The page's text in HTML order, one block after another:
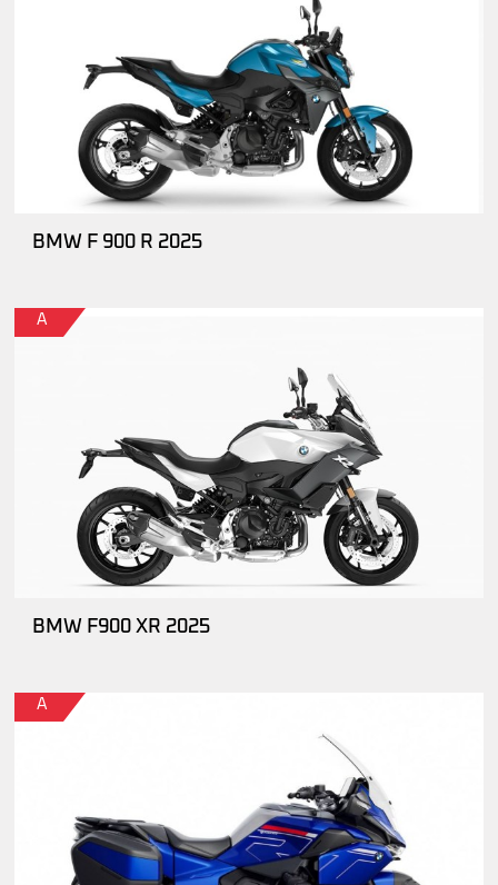
BMW F 900 R 2025
A
BMW F900 XR 2025
A